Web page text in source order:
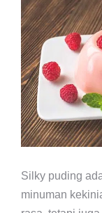
Silky puding
minuman